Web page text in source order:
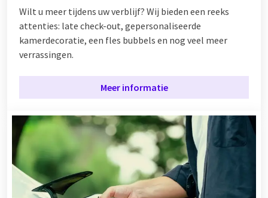
Wilt u meer tijdens uw verblijf? Wij bieden een reeks
attenties: late check-out, gepersonaliseerde
kamerdecoratie, een fles bubbels en nog veel meer
verrassingen.
Meer informatie